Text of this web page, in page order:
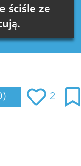
ściśle ze
2